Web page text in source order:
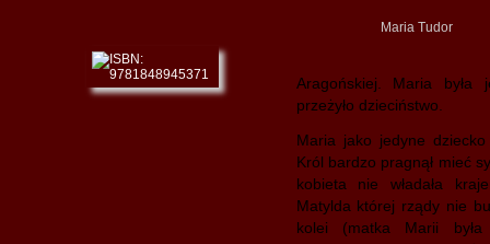
Maria Tudor
Aragońskiej. Maria była
przeżyło dzieciństwo.
Maria jako jedyne
Król bardzo pragnął mieć
kobieta nie władała
Matylda której rządy nie
kolei (matka Marii była